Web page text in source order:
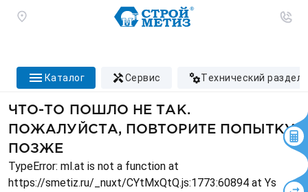
каталог сервис технический раздел
ЧТО-ТО ПОШЛО НЕ ТАК.
ПОЖАЛУЙСТА, ПОВТОРИТЕ ПОПЫТКУ
ПОЗЖЕ
TypeError: ml.at is not a function at
https://smetiz.ru/_nuxt/CYtMxQtQ.js:1773:60894 at Ys